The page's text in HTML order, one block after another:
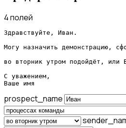
4 полей
Здравствуйте, Иван.
Могу назначить демонстрацию,
во вторник утром подойдёт, или
С уважением,
Ваше имя
prospect_name